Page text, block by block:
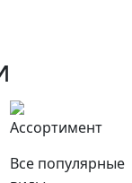
Ассортимент
Все популярные